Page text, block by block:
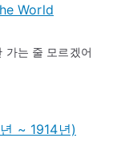
World
가는 줄 모르겠어
~ 1914년)